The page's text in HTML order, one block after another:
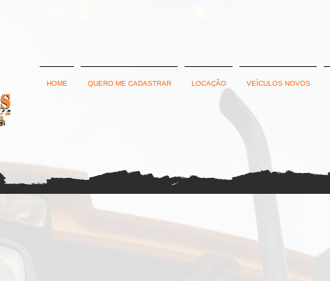
HOME QUERO ME CADASTRAR LOCAÇÃO VEÍCULOS NOVOS